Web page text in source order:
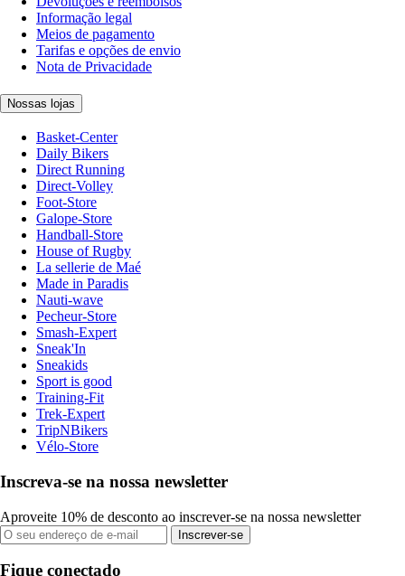
Informação legal
Meios de pagamento
Tarifas e opções de envio
Nota de Privacidade
Nossas lojas
Basket-Center
Daily Bikers
Direct Running
Direct-Volley
Foot-Store
Galope-Store
Handball-Store
House of Rugby
La sellerie de Maé
Made in Paradis
Nauti-wave
Pecheur-Store
Smash-Expert
Sneak'In
Sneakids
Sport is good
Training-Fit
Trek-Expert
TripNBikers
Vélo-Store
Inscreva-se na nossa newsletter
Aproveite 10% de desconto ao inscrever-se na nossa newsletter
Inscrever-se
Fique conectado